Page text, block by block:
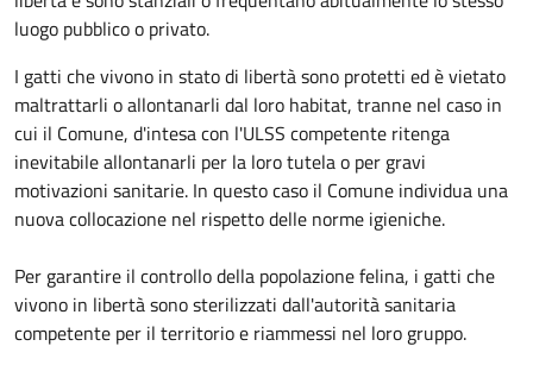
luogo pubblico o privato.
I gatti che vivono in stato di libertà sono protetti ed è vietato
maltrattarli o allontanarli dal loro habitat, tranne nel caso in
cui il Comune, d'intesa con l'ULSS competente ritenga
inevitabile allontanarli per la loro tutela o per gravi
motivazioni sanitarie. In questo caso il Comune individua una
nuova collocazione nel rispetto delle norme igieniche.
Per garantire il controllo della popolazione felina, i gatti che
vivono in libertà sono sterilizzati dall'autorità sanitaria
competente per il territorio e riammessi nel loro gruppo.